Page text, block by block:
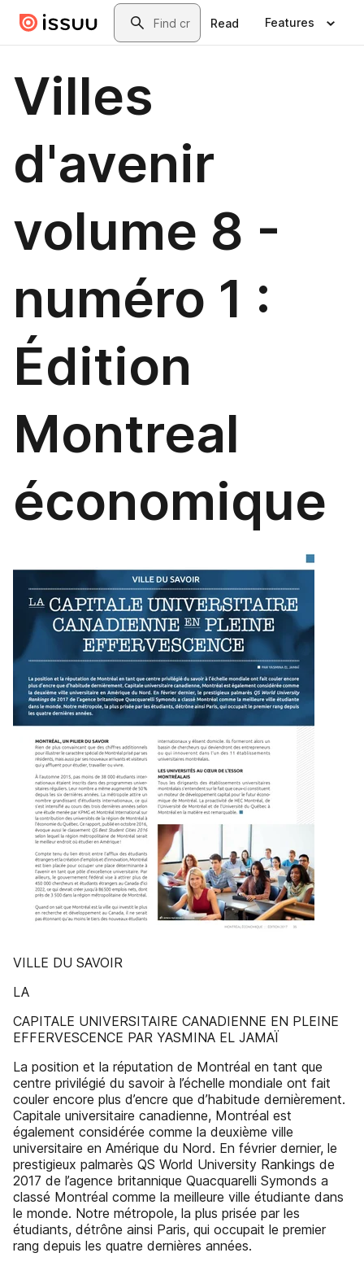
Skip to main contentSearch
Read Features
Villes
d'avenir
volume 8 -
numéro 1 :
Édition
Montreal
économique
VILLE DU SAVOIR
LA
CAPITALE UNIVERSITAIRE CANADIENNE EN PLEINE
EFFERVESCENCE PAR YASMINA EL JAMAÏ
La position et la réputation de Montréal en tant que
centre privilégié du savoir à l’échelle mondiale ont fait
couler encore plus d’encre que d’habitude dernièrement.
Capitale universitaire canadienne, Montréal est
également considérée comme la deuxième ville
universitaire en Amérique du Nord. En février dernier, le
prestigieux palmarès QS World University Rankings de
2017 de l’agence britannique Quacquarelli Symonds a
classé Montréal comme la meilleure ville étudiante dans
le monde. Notre métropole, la plus prisée par les
étudiants, détrône ainsi Paris, qui occupait le premier
rang depuis les quatre dernières années.